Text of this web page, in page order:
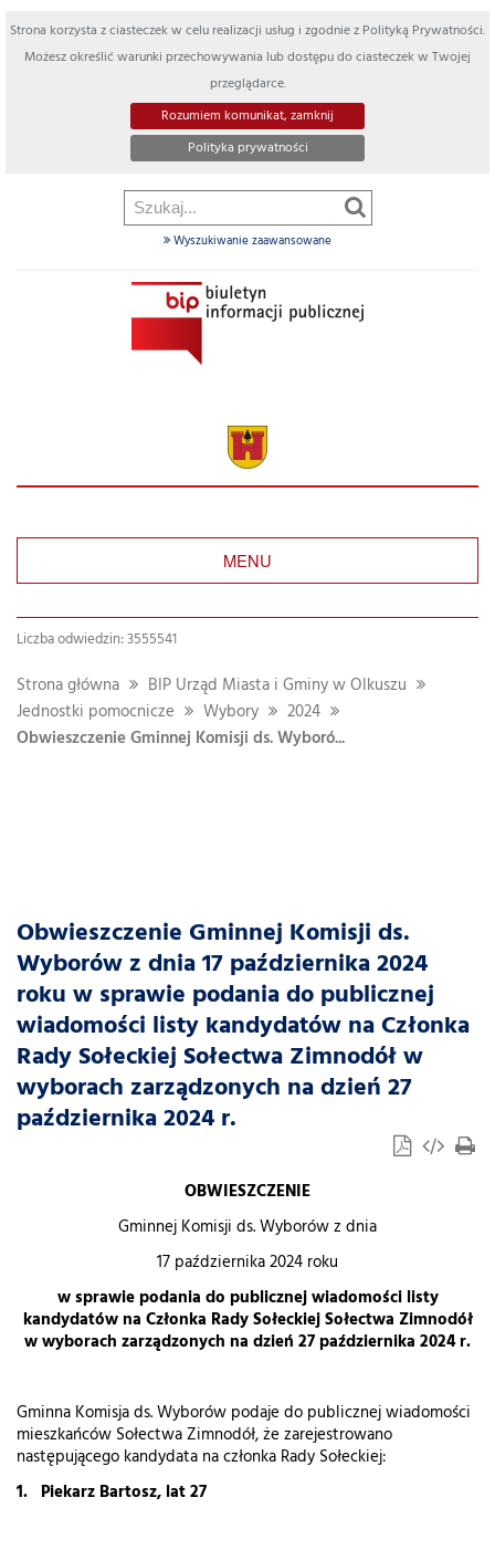
Strona korzysta z ciasteczek w celu realizacji usług i zgodnie z Polityką Prywatności.
Możesz określić warunki przechowywania lub dostępu do ciasteczek w Twojej
przeglądarce.
Rozumiem komunikat, zamknij
Polityka prywatności
Wyszukiwanie zaawansowane
MENU
Liczba odwiedzin: 3555541
Strona główna
BIP Urząd Miasta i Gminy w Olkuszu
Jednostki pomocnicze
Wybory
2024
Obwieszczenie Gminnej Komisji ds. Wyboró...
Obwieszczenie Gminnej Komisji ds.
Wyborów z dnia 17 października 2024
roku w sprawie podania do publicznej
wiadomości listy kandydatów na Członka
Rady Sołeckiej Sołectwa Zimnodół w
wyborach zarządzonych na dzień 27
października 2024 r.
OBWIESZCZENIE
Gminnej Komisji ds. Wyborów z dnia
17 października 2024 roku
w sprawie podania do publicznej wiadomości listy
kandydatów na Członka Rady Sołeckiej Sołectwa Zimnodół
w wyborach zarządzonych na dzień 27 października 2024 r.
Gminna Komisja ds. Wyborów podaje do publicznej wiadomości
mieszkańców Sołectwa Zimnodół, że zarejestrowano
następującego kandydata na członka Rady Sołeckiej:
1. Piekarz Bartosz, lat 27